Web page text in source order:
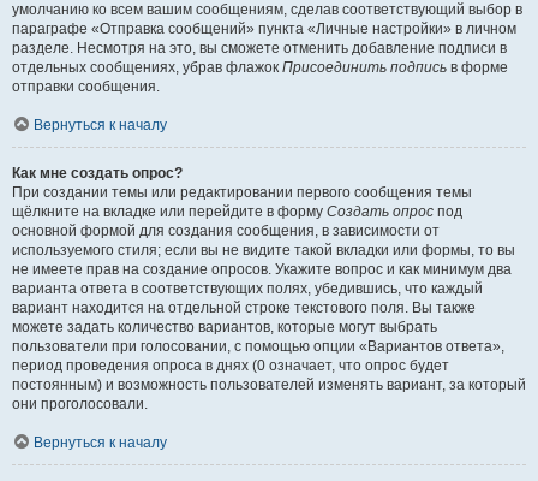
умолчанию ко всем вашим сообщениям, сделав соответствующий выбор в
параграфе «Отправка сообщений» пункта «Личные настройки» в личном
разделе. Несмотря на это, вы сможете отменить добавление подписи в
отдельных сообщениях, убрав флажок Присоединить подпись в форме
отправки сообщения.
Вернуться к началу
Как мне создать опрос?
При создании темы или редактировании первого сообщения темы
щёлкните на вкладке или перейдите в форму Создать опрос под
основной формой для создания сообщения, в зависимости от
используемого стиля; если вы не видите такой вкладки или формы, то вы
не имеете прав на создание опросов. Укажите вопрос и как минимум два
варианта ответа в соответствующих полях, убедившись, что каждый
вариант находится на отдельной строке текстового поля. Вы также
можете задать количество вариантов, которые могут выбрать
пользователи при голосовании, с помощью опции «Вариантов ответа»,
период проведения опроса в днях (0 означает, что опрос будет
постоянным) и возможность пользователей изменять вариант, за который
они проголосовали.
Вернуться к началу